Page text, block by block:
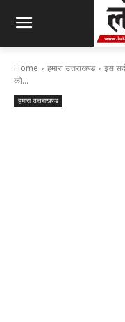
Home हमारा उत्तराखण्ड
इस
को...
हमारा उत्तराखण्ड